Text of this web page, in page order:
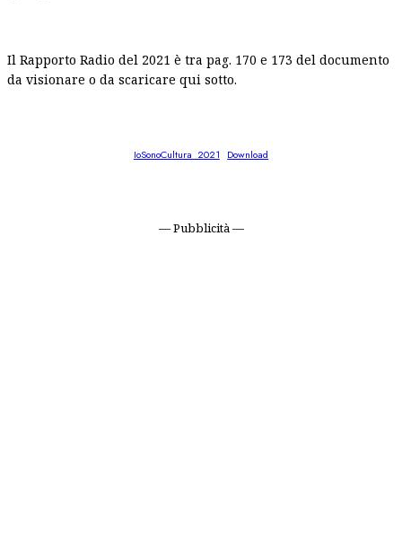
Il Rapporto Radio del 2021 è tra pag. 170 e 173 del documento
da visionare o da scaricare qui sotto.
IoSonoCultura_2021 Download
— Pubblicità —